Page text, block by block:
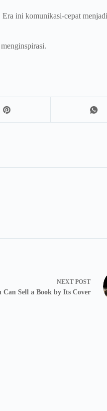
ini komunikasi-cepat
NEXT POST
Can Sell a Book by Its Cover